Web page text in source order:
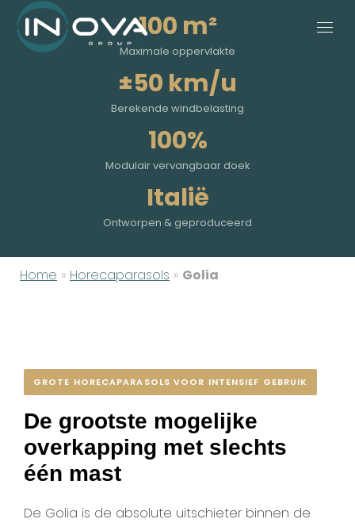
100 m²
Maximale oppervlakte
±50 km/u
Berekende windbelasting
100%
Modulair vervangbaar doek
Italië
Ontworpen & geproduceerd
Home » Horecaparasols » Golia
GROTE HORECAPARASOLS VOOR INTENSIEF GEBRUIK
De grootste mogelijke
overkapping met slechts
één mast
De Golia is de absolute uitschieter binnen de